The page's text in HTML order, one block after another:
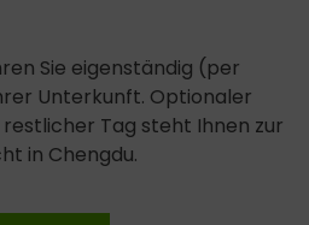
Sie eigenständig (per
Unterkunft. Optionaler
Tag steht Ihnen zur
in Chengdu.